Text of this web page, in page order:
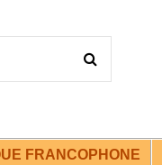
FRANCOPHONE